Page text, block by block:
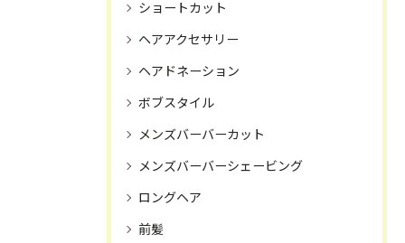
ショートカット
ヘアアクセサリー
ヘアドネーション
ボブスタイル
メンズバーバーカット
メンズバーバーシェービング
ロングヘア
前髪